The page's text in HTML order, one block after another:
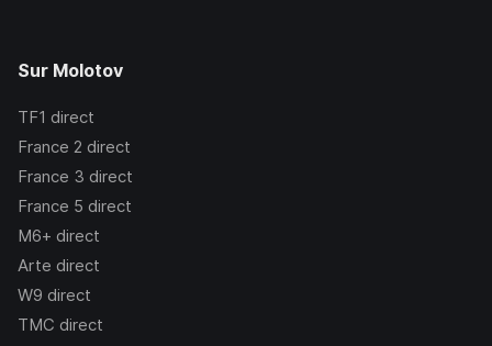
Sur Molotov
TF1 direct
France 2 direct
France 3 direct
France 5 direct
M6+ direct
Arte direct
W9 direct
TMC direct